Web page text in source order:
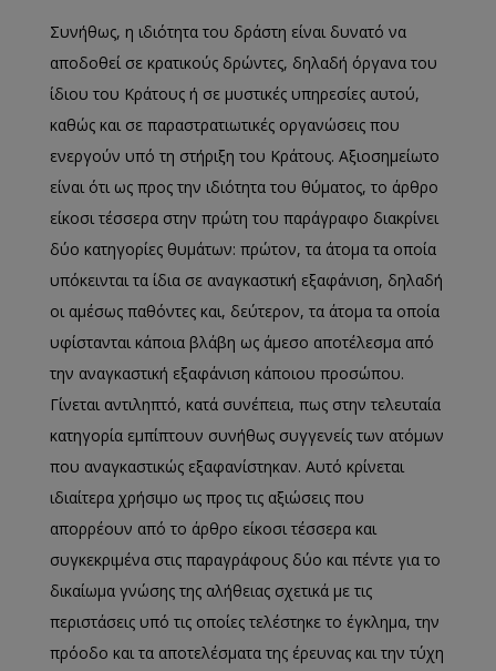
Συνήθως, η ιδιότητα του δράστη είναι δυνατό να
αποδοθεί σε κρατικούς δρώντες, δηλαδή όργανα του
ίδιου του Κράτους ή σε μυστικές υπηρεσίες αυτού,
καθώς και σε παραστρατιωτικές οργανώσεις που
ενεργούν υπό τη στήριξη του Κράτους. Αξιοσημείωτο
είναι ότι ως προς την ιδιότητα του θύματος, το άρθρο
είκοσι τέσσερα στην πρώτη του παράγραφο διακρίνει
δύο κατηγορίες θυμάτων: πρώτον, τα άτομα τα οποία
υπόκεινται τα ίδια σε αναγκαστική εξαφάνιση, δηλαδή
οι αμέσως παθόντες και, δεύτερον, τα άτομα τα οποία
υφίστανται κάποια βλάβη ως άμεσο αποτέλεσμα από
την αναγκαστική εξαφάνιση κάποιου προσώπου.
Γίνεται αντιληπτό, κατά συνέπεια, πως στην τελευταία
κατηγορία εμπίπτουν συνήθως συγγενείς των ατόμων
που αναγκαστικώς εξαφανίστηκαν. Αυτό κρίνεται
ιδιαίτερα χρήσιμο ως προς τις αξιώσεις που
απορρέουν από το άρθρο είκοσι τέσσερα και
συγκεκριμένα στις παραγράφους δύο και πέντε για το
δικαίωμα γνώσης της αλήθειας σχετικά με τις
περιστάσεις υπό τις οποίες τελέστηκε το έγκλημα, την
πρόοδο και τα αποτελέσματα της έρευνας και την τύχη